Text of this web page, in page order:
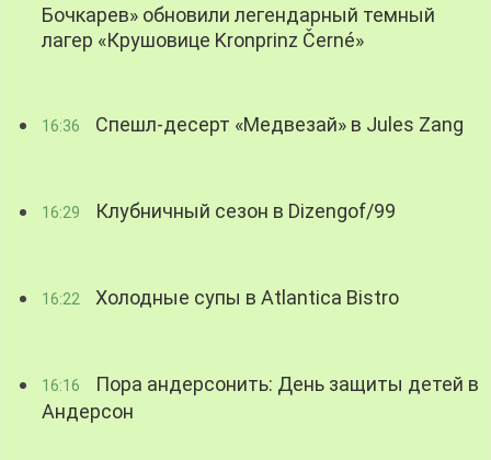
Бочкарев» обновили легендарный темный
лагер «Крушовице Kronprinz Černé»
16:36 Спешл-десерт «Медвезай» в Jules Zang
16:29 Клубничный сезон в Dizengof/99
16:22 Холодные супы в Atlantica Bistro
16:16
Пора андерсонить: День защиты детей в
Андерсон